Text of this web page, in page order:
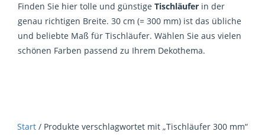
Finden Sie hier tolle und günstige Tischläufer in der
genau richtigen Breite. 30 cm (= 300 mm) ist das übliche
und beliebte Maß für Tischläufer. Wählen Sie aus vielen
schönen Farben passend zu Ihrem Dekothema.
Start / Produkte verschlagwortet mit „Tischläufer 300 mm“